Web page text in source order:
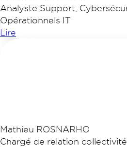
Analyste Support,
Opérationnels IT
Lire
Mathieu ROSNARHO
Chargé de relation